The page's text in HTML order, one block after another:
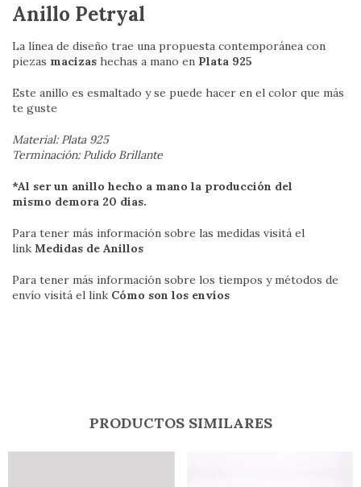
Anillo Petryal
La línea de diseño trae una propuesta contemporánea con
piezas macizas hechas a mano en Plata 925
Este anillo es esmaltado y se puede hacer en el color que más
te guste
Material: Plata 925
Terminación: Pulido Brillante
*Al ser un anillo hecho a mano la producción del
mismo demora 20 días.
Para tener más información sobre las medidas visitá el
link Medidas de Anillos
Para tener más información sobre los tiempos y métodos de
envío visitá el link Cómo son los envíos
PRODUCTOS SIMILARES